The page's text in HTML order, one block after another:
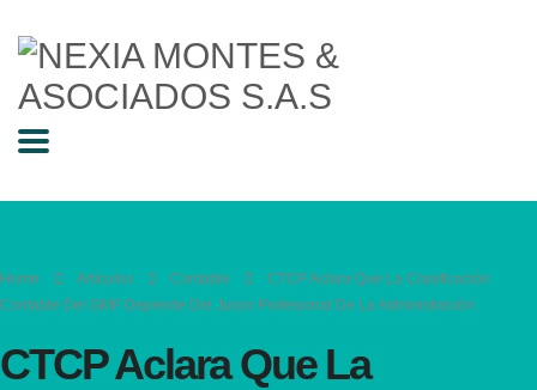
Home Artículos Contable
CTCP Aclara Que La Clasificación
Contable Del GMF Depende Del Juicio Profesional De La Administración
CTCP Aclara Que La